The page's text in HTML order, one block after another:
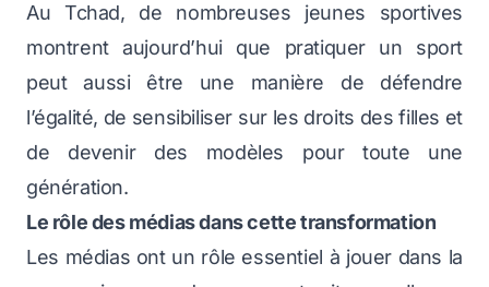
Au Tchad, de nombreuses jeunes sportives
montrent aujourd’hui que pratiquer un sport
peut aussi être une manière de défendre
l’égalité, de sensibiliser sur les droits des filles et
de devenir des modèles pour toute une
génération.
Le rôle des médias dans cette transformation
Les médias ont un rôle essentiel à jouer dans la